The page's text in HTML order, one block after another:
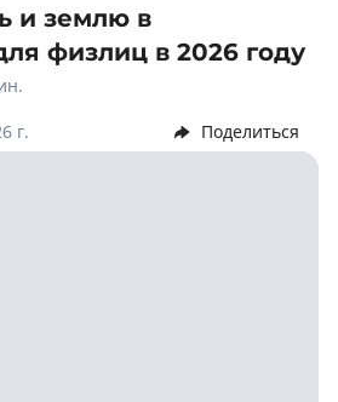
и землю в
физлиц в 2026 году
г.
Поделиться